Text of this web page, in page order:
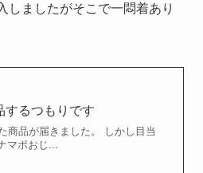
しましたがそこで一悶着あり
するつもりです
商品が届きました。 しかし目当
マポおじ...